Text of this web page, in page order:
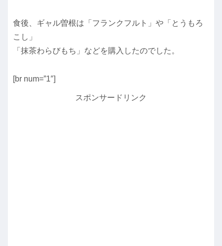
食後、ギャル曽根は「フランクフルト」や「とうもろ
こし」
「抹茶わらびもち」などを購入したのでした。
[br num=”1″]
スポンサードリンク